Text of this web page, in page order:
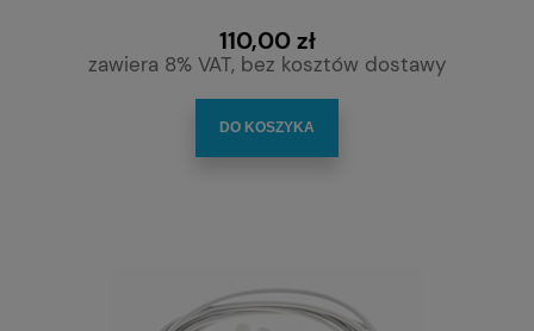
110,00 zł
zawiera 8% VAT, bez kosztów dostawy
DO KOSZYKA